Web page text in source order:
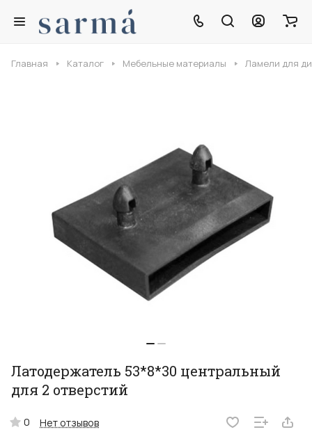
Главная Каталог Мебельные материалы Ламели для
Латодержатель 53*8*30 центральный
для 2 отверстий
0 Нет отзывов